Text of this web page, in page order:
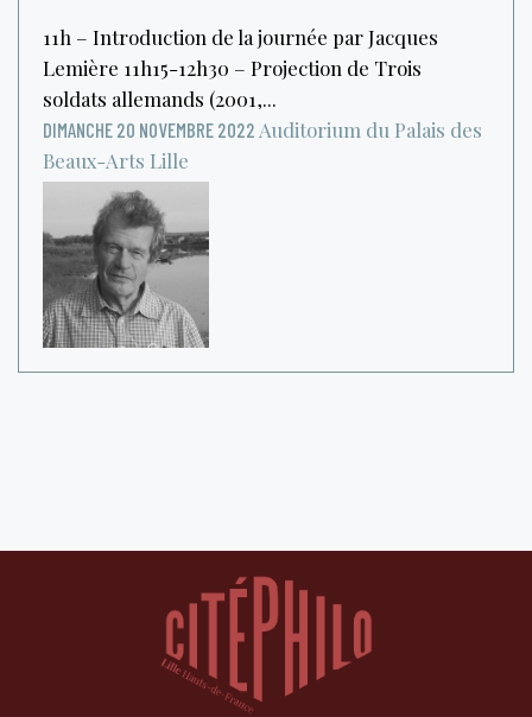
11h – Introduction de la journée par Jacques
Lemière 11h15-12h30 – Projection de Trois
soldats allemands (2001,...
DIMANCHE 20 NOVEMBRE 2022 Auditorium du Palais des
Beaux-Arts Lille